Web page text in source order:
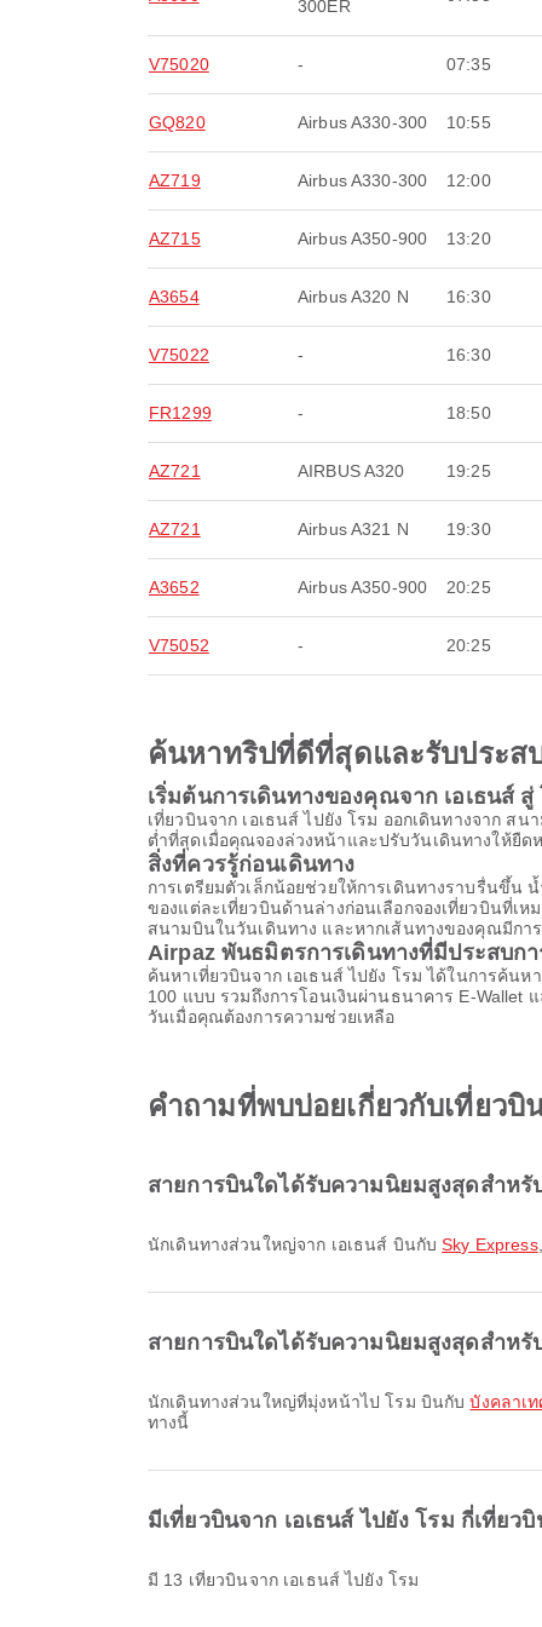
300ER
V75020 - 07:35
GQ820 Airbus A330-300 10:55
AZ719 Airbus A330-300 12:00
AZ715 Airbus A350-900 13:20
A3654 Airbus A320 N 16:30
V75022 - 16:30
FR1299 - 18:50
AZ721 AIRBUS A320 19:25
AZ721 Airbus A321 N 19:30
A3652 Airbus A350-900 20:25
V75052 - 20:25
ค้นหาทริปที่ดีที่สุดและรับประ
เริ่มต้นการเดินทางของคุณจาก เอเธนส์ สู่
เที่ยวบินจาก เอเธนส์ ไปยัง โรม ออกเดินทางจาก ส
ต่ำที่สุดเมื่อคุณจองล่วงหน้าและปรับวันเดินทางให้ยืด
สิ่งที่ควรรู้ก่อนเดินทาง
การเตรียมตัวเล็กน้อยช่วยให้การเดินทางราบรื่นขึ้น
ของแต่ละเที่ยวบินด้านล่างก่อนเลือกจองเที่ยวบินที่เ
สนามบินในวันเดินทาง และหากเส้นทางของคุณมีการ
Airpaz พันธมิตรการเดินทางที่มีประสบ
ค้นหาเที่ยวบินจาก เอเธนส์ ไปยัง โรม ได้ในการค้น
100 แบบ รวมถึงการโอนเงินผ่านธนาคาร E-
วันเมื่อคุณต้องการความช่วยเหลือ
คำถามที่พบบ่อยเกี่ยวกับเที่ยวบิ
สายการบินใดได้รับความนิยมสูงสุดสำหรั
นักเดินทางส่วนใหญ่จาก เอเธนส์ บินกับSky Express
สายการบินใดได้รับความนิยมสูงสุดสำหรั
นักเดินทางส่วนใหญ่ที่มุ่งหน้าไป โรม บินกับบังคลาเ
ทางนี้
มีเที่ยวบินจาก เอเธนส์ ไปยัง โรม กี่เที่ยว
มี 13 เที่ยวบินจาก เอเธนส์ ไปยัง โรม